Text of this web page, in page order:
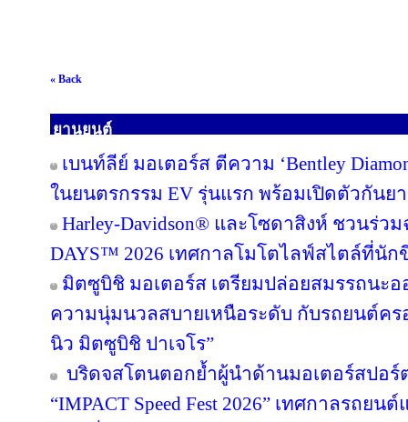
« Back
ยานยนต์
เบนท์ลีย์ มอเตอร์ส ตีความ ‘Bentley
ในยนตรกรรม EV รุ่นแรก พร้อมเปิดตัวกันย
Harley-Davidson® และโซดาสิงห์ ชวนร่ว
DAYS™ 2026 เทศกาลโมโตไลฟ์สไตล์ที่นัก
มิตซูบิชิ มอเตอร์ส เตรียมปล่อยสมรรถนะ
ความนุ่มนวลสบายเหนือระดับ กับรถยนต์คร
นิว มิตซูบิชิ ปาเจโร”
บริดจสโตนตอกย้ำผู้นำด้านมอเตอร์สปอ
“IMPACT Speed Fest 2026” เทศกาลรถย